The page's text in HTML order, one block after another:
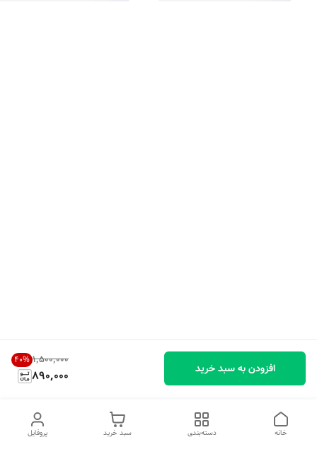
۱٬۵۰۰٬۰۰۰ 40%
890,000 افزودن به سبد خرید
پروفایل سبد خرید دسته‌بندی خانه